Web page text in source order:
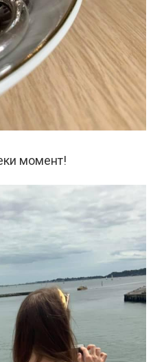
момент!